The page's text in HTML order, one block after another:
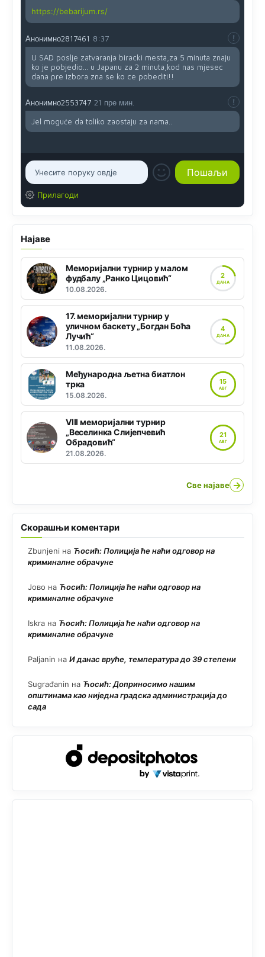
https://bebarijum.rs/
Анонимно2817461 8:37
U SAD poslje zatvaranja biracki mesta,za 5 minuta znaju
ko je pobjedio... u Japanu za 2 minuta,kod nas mjesec
dana pre izbora zna se ko ce pobediti!!
Анонимно2553747 21 пре мин.
Jel moguće da toliko zaostaju za nama..
Прилагоди
Најаве
Меморијални турнир у малом
фудбалу „Ранко Цицовић“
10.08.2026.
2
ДАНА
17. меморијални турнир у
уличном баскету „Богдан Боћа
Лучић“
11.08.2026.
4
ДАНА
Међународна љетна биатлон
трка
15.08.2026.
15
АВГ
VIII меморијални турнир
„Веселинка Слијепчевић
Обрадовић“
21.08.2026.
21
АВГ
Све најаве →
Скорашњи коментари
Zbunjeni на Ћосић: Полиција ће наћи одговор на
криминалне обрачуне
Јово на Ћосић: Полиција ће наћи одговор на
криминалне обрачуне
Iskra на Ћосић: Полиција ће наћи одговор на
криминалне обрачуне
Paljanin на И данас вруће, температура до 39 степени
Sugrađanin на Ћосић: Доприносимо нашим
општинама као ниједна градска администрација до
сада